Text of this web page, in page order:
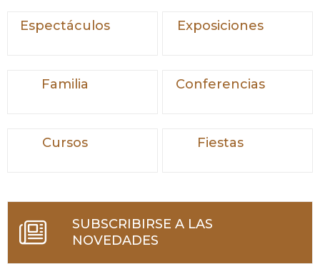
Espectáculos Exposiciones
Familia Conferencias
Cursos Fiestas
SUBSCRIBIRSE A LAS
NOVEDADES